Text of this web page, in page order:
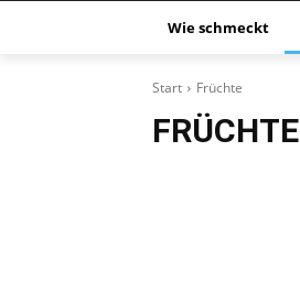
Wie schmeckt
Start Früchte
FRÜCHTE